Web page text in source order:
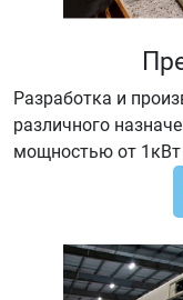
Разработка и
различного
мощностью от